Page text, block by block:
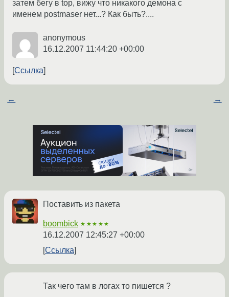
затем бегу в top, вижу что никакого демона с
именем postmaser нет...? Как быть?....
anonymous
16.12.2007 11:44:20 +00:00
Ссылка
← →
Поставить из пакета
boombick ★★★★★
16.12.2007 12:45:27 +00:00
Ссылка
Так чего там в логах то пишется ?